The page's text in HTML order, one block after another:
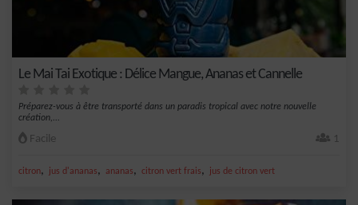
Le Mai Tai Exotique : Délice Mangue, Ananas et Cannelle
Préparez-vous à être transporté dans un paradis tropical avec notre nouvelle
création,...
Facile 1
citron, jus d'ananas, ananas, citron vert frais, jus de citron vert